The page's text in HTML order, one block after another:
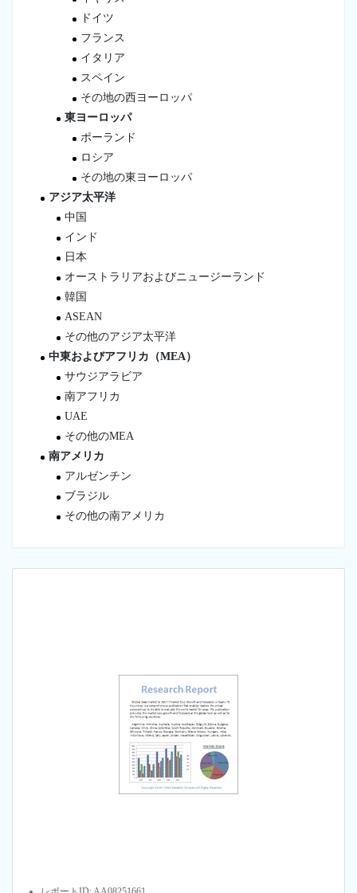
ドイツ
フランス
イタリア
スペイン
その地の西ヨーロッパ
東ヨーロッパ
ポーランド
ロシア
その地の東ヨーロッパ
アジア太平洋
中国
インド
日本
オーストラリアおよびニュージーランド
韓国
ASEAN
その他のアジア太平洋
中東およびアフリカ（MEA）
サウジアラビア
南アフリカ
UAE
その他のMEA
南アメリカ
アルゼンチン
ブラジル
その他の南アメリカ